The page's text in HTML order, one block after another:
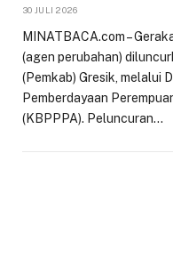
30 JULI 2026
MINATBACA.com –
(agen perubahan)
(Pemkab) Gresik, melalui
Pemberdayaan
(KBPPPA). Peluncuran…